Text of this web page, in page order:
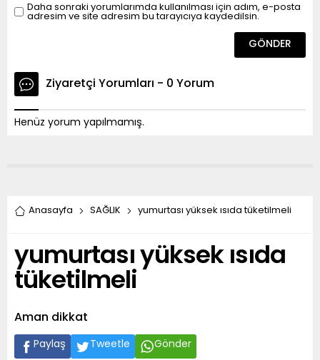
Daha sonraki yorumlarımda kullanılması için adım, e-posta
adresim ve site adresim bu tarayıcıya kaydedilsin.
Ziyaretçi Yorumları - 0 Yorum
Henüz yorum yapılmamış.
Anasayfa SAĞLIK yumurtası yüksek ısıda tüketilmeli
yumurtası yüksek ısıda
tüketilmeli
Aman dikkat
Paylaş Tweetle Gönder